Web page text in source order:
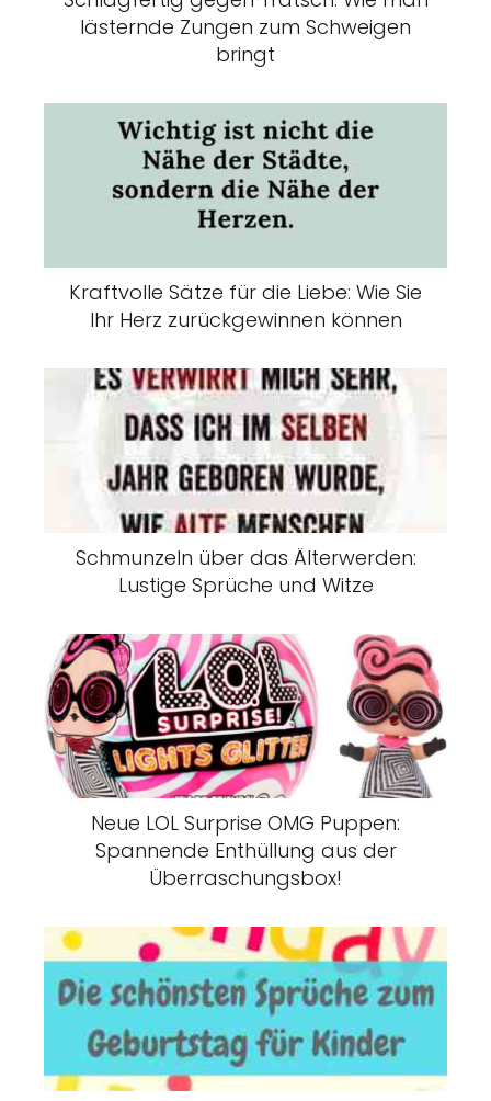
lästernde Zungen zum Schweigen
bringt
Kraftvolle Sätze für die Liebe: Wie Sie
Ihr Herz zurückgewinnen können
Schmunzeln über das Älterwerden:
Lustige Sprüche und Witze
Neue LOL Surprise OMG Puppen:
Spannende Enthüllung aus der
Überraschungsbox!